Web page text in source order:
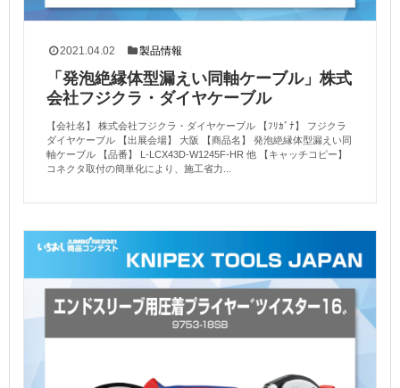
2021.04.02 製品情報
「発泡絶縁体型漏えい同軸ケーブル」株式
会社フジクラ・ダイヤケーブル
【会社名】 株式会社フジクラ・ダイヤケーブル 【ﾌﾘｶﾞﾅ】 フジクラ
ダイヤケーブル 【出展会場】 大阪 【商品名】 発泡絶縁体型漏えい同
軸ケーブル 【品番】 L-LCX43D-W1245F-HR 他 【キャッチコピー】
コネクタ取付の簡単化により、施工省力...